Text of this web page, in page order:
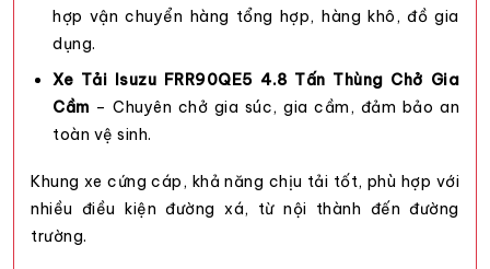
hợp vận chuyển hàng tổng hợp, hàng khô, đồ gia
dụng.
Xe Tải Isuzu FRR90QE5 4.8 Tấn Thùng Chở Gia
Cầm – Chuyên chở gia súc, gia cầm, đảm bảo an
toàn vệ sinh.
Khung xe cứng cáp, khả năng chịu tải tốt, phù hợp với
nhiều điều kiện đường xá, từ nội thành đến đường
trường.